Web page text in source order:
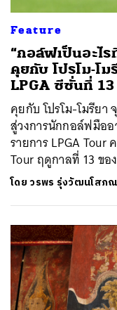
Feature
“กอล์ฟเป็นอะไ
คุยกับ โปรโม-โม
LPGA ซีซั่นที่ 13
คุยกับ โปรโม-โมรียา
สู่วงการนักกอล์ฟมือ
รายการ LPGA Tour
Tour ฤดูกาลที่ 13 ขอ
โดยวรพร รุ่งวัฒนโสภ